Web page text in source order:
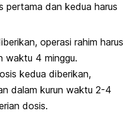
pertama dan kedua harus
operasi rahim harus
waktu 4 minggu.
kedua diberikan,
dalam kurun waktu 2-4
dosis.